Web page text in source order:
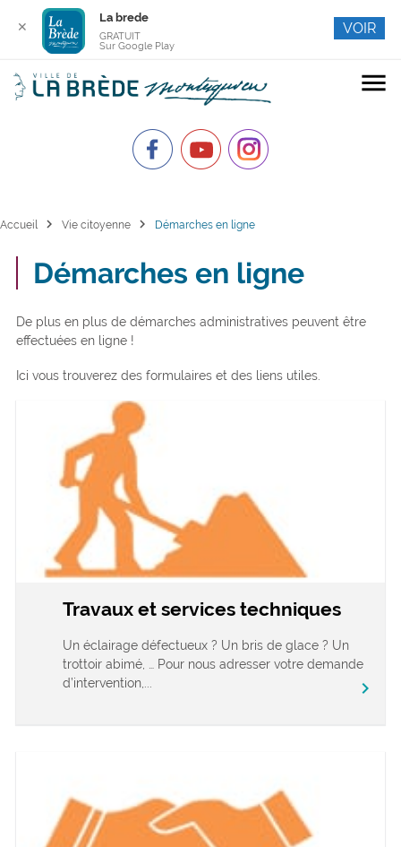
menu
Accueil chevron_right Vie citoyenne chevron_right Démarches en ligne
Démarches en ligne
De plus en plus de démarches administratives peuvent être
effectuées en ligne !
Ici vous trouverez des formulaires et des liens utiles.
Travaux et services techniques
Un éclairage défectueux ? Un bris de glace ? Un
trottoir abimé, … Pour nous adresser votre demande
d’intervention,...
chevron_right
✕
La brede
GRATUIT
Sur Google Play
VOIR